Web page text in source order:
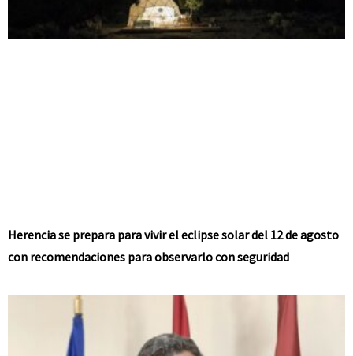
Herencia se prepara para vivir el eclipse solar del 12 de agosto
con recomendaciones para observarlo con seguridad